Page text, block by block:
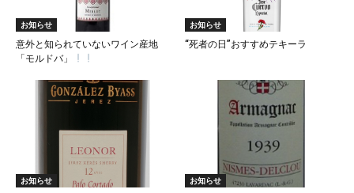
お知らせ
意外と知られていないワイン産地
「モルドバ」
お知らせ
“死者の日”おすすめテキーラ
お知らせ
お知らせ